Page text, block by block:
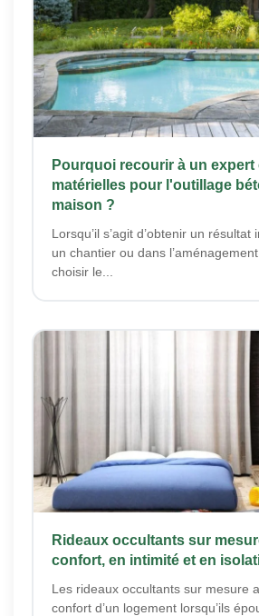
Pourquoi recourir à un
matérielles pour l'outillage
maison ?
Lorsqu’il s’agit d’obtenir un
un chantier ou dans
choisir le...
Rideaux occultants sur
confort, en intimité et en
Les rideaux occultants sur mesure
confort d’un logement lorsqu’ils